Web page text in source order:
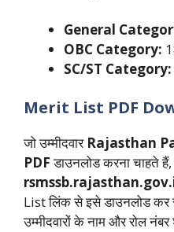
General
OBC Category:
SC/ST Category:
Merit List PDF
जो उम्मीदवार Rajasthan
PDFडाउनलोड करना चाहते
List लिंक से इसे डाउनलोड
उम्मीदवारों के नाम और रोल नंबर